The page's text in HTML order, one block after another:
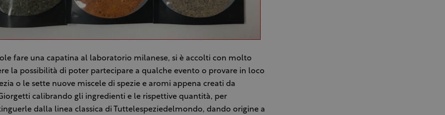
fare una capatina al laboratorio milanese, si è accolti con molto
la possibilità di poter partecipare a qualche evento o provare in loco
o le sette nuove miscele di spezie e aromi appena creati da
calibrando gli ingredienti e le rispettive quantità, per
dalla linea classica di Tuttelespeziedelmondo, dando origine a